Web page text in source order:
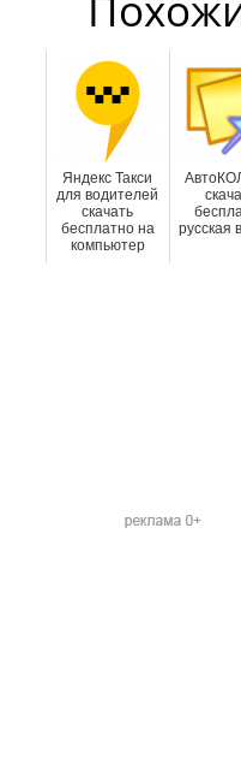
Яндекс Такси
для водителей
скачать
бесплатно на
компьютер
русская